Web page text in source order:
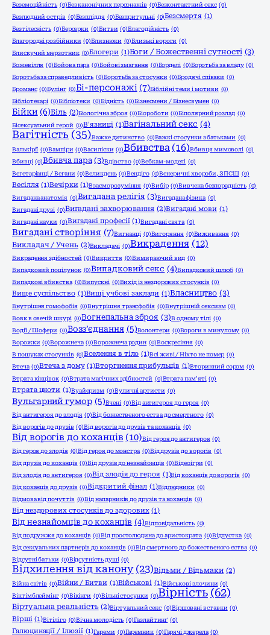
Беземоційність (0)Без канонічних персонажів (0)Безконтактний секс (0)
Безлюдний острів (0)Безпліддя (0)Безпритульні (0)Безсмертя (1)
Безтілесність (0)Берсерки (0)Битви (0)Благодійність (0)
Благородні розбійники (0)Близнюки (0)Близькі вороги (0)
Блискучий мерзотник (0)Блогери (1)Боги / Божественні сутності (3)
Божевілля (0)Бойова пара (0)Бойові змагання (0)Борделі (0)Боротьба за владу (0)
Боротьба за справедливість (0)Боротьба за стосунки (0)Бродячі співаки (0)
Броманс (0)Булінг (0)Бі-персонажі (7)Біблійні теми і мотиви (0)
Бібліотекарі (0)Бібліотеки (0)Бідність (0)Бізнесмени / Бізнесвумен (0)
Бійки (6)Біль (2)Біологічна зброя (0)Біороботи (0)Біполярний розлад (0)
Бісексуальний герой (0)В'язниці (1)Вагінальний секс (4)
Вагітність (35)Важке дитинство (0)Важкі стосунки з батьками (0)
Валькірії (0)Вампіри (0)Василіски (0)Вбивства (16)Вбивця мимоволі (0)
Вбивці (0)Вбивча пара (3)Вдівство (0)Вебкам-моделі (0)
Вегетаріанці / Вегани (0)Великдень (0)Вендіго (0)Венеричні хвороби, ЗПСШ (0)
Весілля (1)Вечірки (1)Взаєморозуміння (0)Вибір (0)Вивчена безпорадність (0)
Вигадана анатомія (0)Вигадана релігія (3)Вигадана фізика (0)
Вигадані друзі (0)Вигадані захворювання (2)Вигадані мови (1)
Вигадані науки (0)Вигадані професії (1)Вигадані свята (0)
Вигадані створіння (7)Вигнанці (0)Вигоряння (0)Виживання (0)
Викладач / Учень (2)Викладачі (0)Викрадення (12)
Викрадення здібностей (0)Викриття (0)Вимираючий вид (0)
Випадковий поцілунок (0)Випадковий секс (4)Випадковий шлюб (0)
Випадкові вбивства (0)Випускні (0)Вихід із нездорових стосунків (0)
Вище суспільство (1)Вищі учбові заклади (1)Власництво (3)
Внутрішня гомофобія (0)Внутрішня трансфобія (0)Внутрішній сексизм (0)
Вовк в овечій шкурі (0)Вогнепальна зброя (3)В одному тілі (0)
Водії / Шофери (0)Возз’єднання (5)Волонтери (0)Вороги в минулому (0)
Ворожки (0)Ворожнеча (0)Ворожнеча родин (0)Воскресіння (0)
В пошуках стосунків (0)Вселення в тіло (1)Всі живі / Ніхто не помер (0)
Втеча (0)Втеча з дому (1)Вторгнення прибульців (1)Вторинний сором (0)
Втрата кінцівок (0)Втрата магічних здібностей (0)Втрата пам’яті (0)
Втрата цноти (1)Вуайеризм (0)Вуличні артисти (0)
Вульгарний гумор (5)Вчені (0)Від антигероя до героя (0)
Від антигероя до злодія (0)Від божественого єства до смертного (0)
Від ворогів до друзів (0)Від ворогів до друзів та коханців (0)
Від ворогів до коханців (10)Від героя до антигероя (0)
Від героя до злодія (0)Від героя до монстра (0)Від друзів до ворогів (0)
Від друзів до коханців (0)Від друзів до незнайомців (0)Відеоігри (0)
Від злодія до антигероя (0)Від злодія до героя (1)Від коханців до ворогів (0)
Від коханців до друзів (0)Відкритий фінал (1)Відлюдники (0)
Відмова від почуттів (0)Від напарників до друзів та коханців (0)
Від нездорових стосунків до здорових (1)
Від незнайомців до коханців (4)Відповідальність (0)
Від подружжя до коханців (0)Від простолюдина до аристократа (0)Відпустка (0)
Від сексуальних партнерів до коханців (0)Від смертного до божественого єства (0)
Відсутні батьки (0)Відсутність душі (0)
Відхилення від канону (23)Відьми / Відьмаки (2)
Війна світів (0)Війни / Битви (1)Військові (1)Військові злочини (0)
Віктімблеймінг (0)Вікінги (0)Вільні стосунки (0)Вірність (62)
Віртуальна реальність (2)Віртуальний секс (0)Віршовані вставки (0)
Вірші (1)Вітіліго (0)Вічна молодість (0)Газлайтинґ (0)
Галюцинації / Ілюзії (1)Гареми (0)Гаремник (0)Гарячі джерела (0)